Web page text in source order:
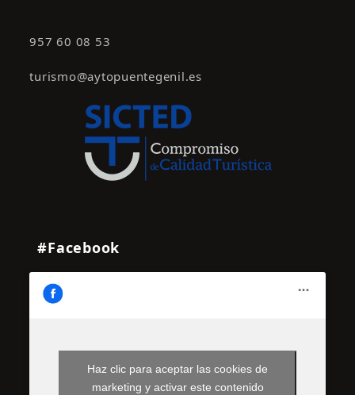
957 60 08 53
turismo@aytopuentegenil.es
#Facebook
Haz clic para aceptar las cookies de
marketing y activar este contenido